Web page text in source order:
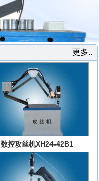
更多..
数控攻丝机XH24-42B1